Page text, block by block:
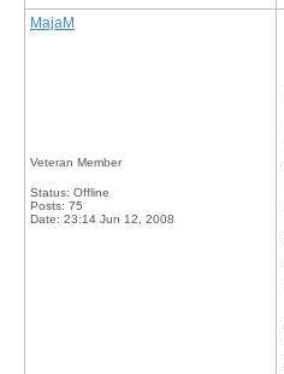
MajaM
Veteran Member
Status: Offline
Posts: 75
Date: 23:14 Jun 12, 2008